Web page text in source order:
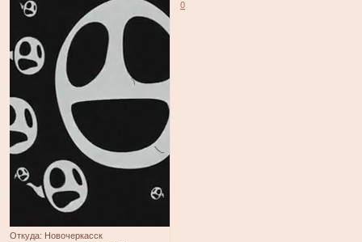
Откуда: Новочеркасск
0